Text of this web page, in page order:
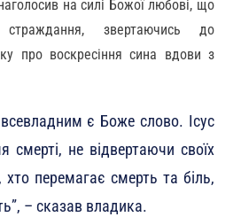
на силі Божої любові, що
звертаючись до
про воскресіння сина вдови з
є Боже слово. Ісус
смерті, не відвертаючи своїх
перемагає смерть та біль,
– сказав владика.